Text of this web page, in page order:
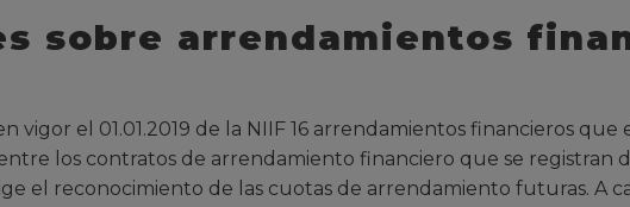
sobre arrendamientos
el 01.01.2019 de la NIIF 16 arrendamientos financieros que
los contratos de arrendamiento financiero que se registran
el reconocimiento de las cuotas de arrendamiento futuras. A